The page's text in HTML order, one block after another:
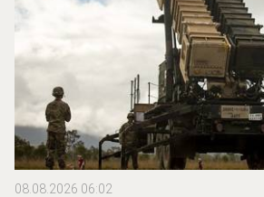
08.08.2026 06:02